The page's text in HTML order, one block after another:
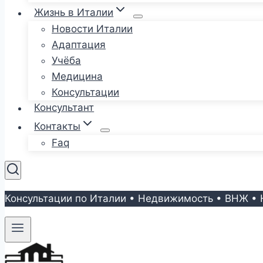
Жизнь в Италии
Новости Италии
Адаптация
Учёба
Медицина
Консультации
Консультант
Контакты
Faq
Консультации по Италии • Недвижимость • ВНЖ •